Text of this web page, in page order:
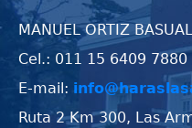
MANUEL ORTIZ
Cel.: 011 15 6409
E-mail:
Ruta 2 Km 300, Las